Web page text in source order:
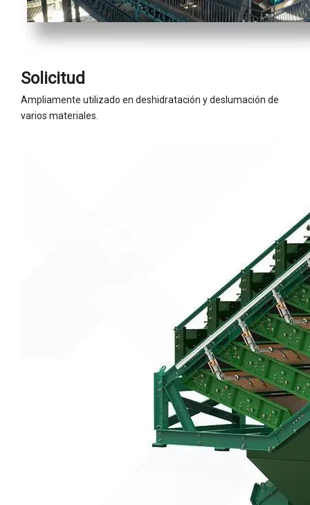
Solicitud
Ampliamente utilizado en deshidratación y deslumación de
varios materiales.
Pantalla húmeda de pantalla lineal de servicio pesado